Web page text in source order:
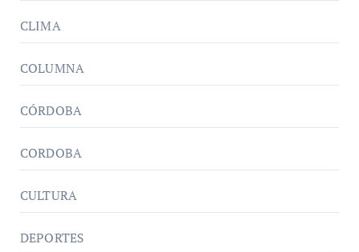
CLIMA
COLUMNA
CÓRDOBA
CORDOBA
CULTURA
DEPORTES